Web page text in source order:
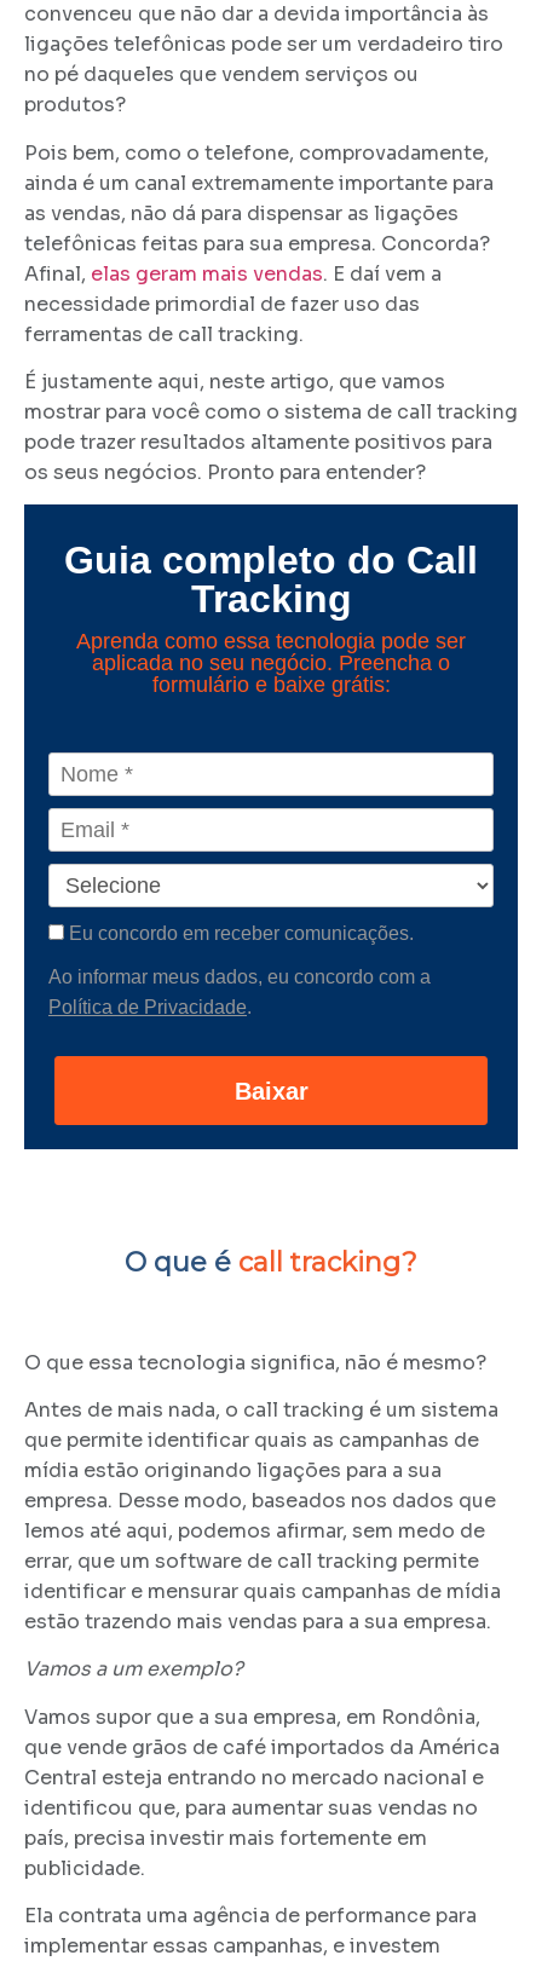
convenceu que não dar a devida importância às
ligações telefônicas pode ser um verdadeiro tiro
no pé daqueles que vendem serviços ou
produtos?
Pois bem, como o telefone, comprovadamente,
ainda é um canal extremamente importante para
as vendas, não dá para dispensar as ligações
telefônicas feitas para sua empresa. Concorda?
Afinal, elas geram mais vendas. E daí vem a
necessidade primordial de fazer uso das
ferramentas de call tracking.
É justamente aqui, neste artigo, que vamos
mostrar para você como o sistema de call tracking
pode trazer resultados altamente positivos para
os seus negócios. Pronto para entender?
Guia completo do Call
Tracking
Aprenda como essa tecnologia pode ser
aplicada no seu negócio. Preencha o
formulário e baixe grátis:
Eu concordo em receber comunicações.
Ao informar meus dados, eu concordo com a
Política de Privacidade.
Baixar
O que é call tracking?
O que essa tecnologia significa, não é mesmo?
Antes de mais nada, o call tracking é um sistema
que permite identificar quais as campanhas de
mídia estão originando ligações para a sua
empresa. Desse modo, baseados nos dados que
lemos até aqui, podemos afirmar, sem medo de
errar, que um software de call tracking permite
identificar e mensurar quais campanhas de mídia
estão trazendo mais vendas para a sua empresa.
Vamos a um exemplo?
Vamos supor que a sua empresa, em Rondônia,
que vende grãos de café importados da América
Central esteja entrando no mercado nacional e
identificou que, para aumentar suas vendas no
país, precisa investir mais fortemente em
publicidade.
Ela contrata uma agência de performance para
implementar essas campanhas, e investem